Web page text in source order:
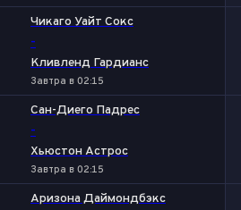
Чикаго Уайт Сокс
-
Кливленд Гардианс
Завтра в 02:15
Сан-Диего Падрес
-
Хьюстон Астрос
Завтра в 02:15
Аризона Даймондбэкс